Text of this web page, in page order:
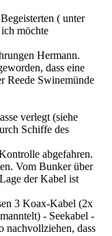
( unter
möchte
Hermann.
dass eine
Reede Swinemünde
verlegt (siehe
Schiffe des
abgefahren.
Vom Bunker über
der Kabel ist
3 Koax-Kabel (2x
- Seekabel -
nachvollziehen, dass